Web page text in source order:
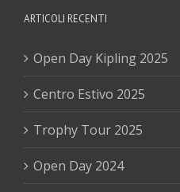
ARTICOLI RECENTI
Open Day Kipling 2025
Centro Estivo 2025
Trophy Tour 2025
Open Day 2024